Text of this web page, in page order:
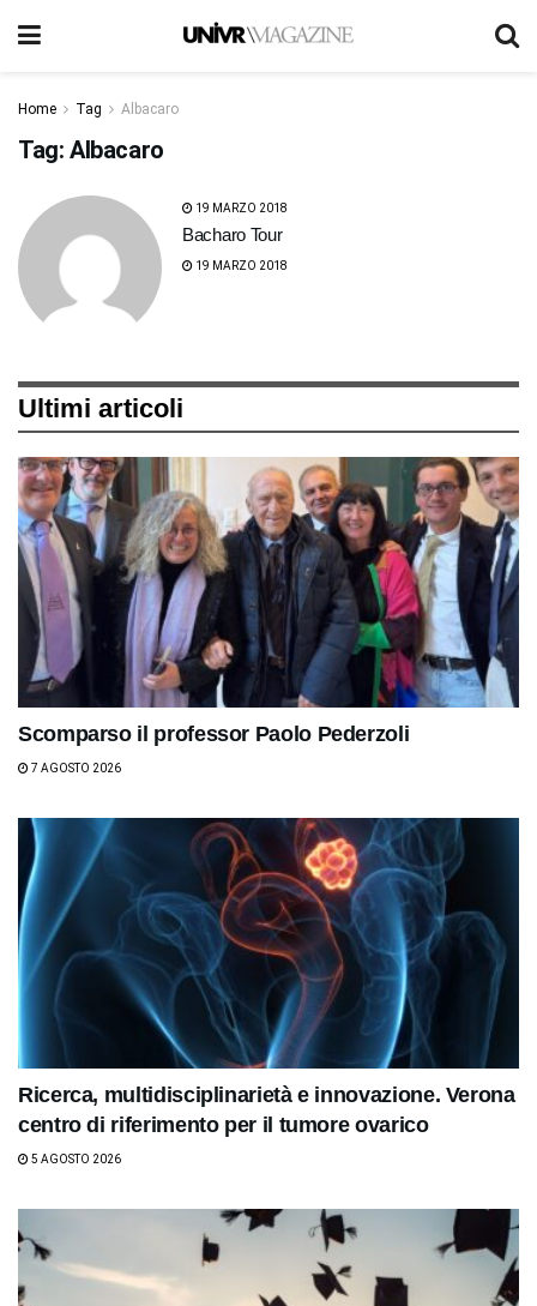
Home Tag Albacaro
Tag: Albacaro
19 MARZO 2018
Bacharo Tour
19 MARZO 2018
Ultimi articoli
Scomparso il professor Paolo Pederzoli
7 AGOSTO 2026
Ricerca, multidisciplinarietà e innovazione. Verona
centro di riferimento per il tumore ovarico
5 AGOSTO 2026